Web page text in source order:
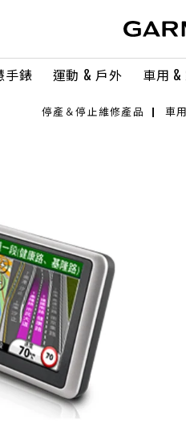
手錶 運動 & 戶外 車用 &
停產＆停止維修產品 車